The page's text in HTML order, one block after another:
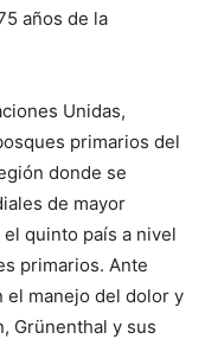
años de la
Unidas,
primarios del
donde se
de mayor
quinto país a nivel
primarios. Ante
el manejo del dolor y
Grünenthal y sus